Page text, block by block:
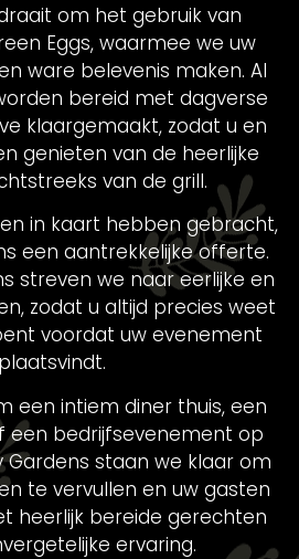
om het gebruik van
Eggs, waarmee we uw
ware belevenis maken. Al
bereid met dagverse
klaargemaakt, zodat u en
genieten van de heerlijke
van de grill.
in kaart hebben gebracht,
een aantrekkelijke offerte.
streven we naar eerlijke en
zodat u altijd precies weet
voordat uw evenement
plaatsvindt.
een intiem diner thuis, een
een bedrijfsevenement op
Gardens staan we klaar om
te vervullen en uw gasten
heerlijk bereide gerechten
ervaring.